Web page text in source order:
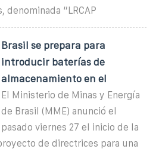
denominada “LRCAP
Brasil se prepara para
introducir baterías de
almacenamiento en el
El Ministerio de Minas y Energía
de Brasil (MME) anunció el
pasado viernes 27 el inicio de la
de directrices para una